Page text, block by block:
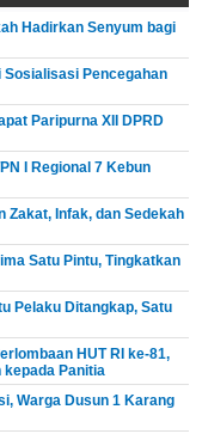
Hadirkan Senyum bagi
Sosialisasi Pencegahan
Paripurna XII DPRD
I Regional 7 Kebun
Zakat, Infak, dan Sedekah
Satu Pintu, Tingkatkan
Pelaku Ditangkap, Satu
HUT RI ke-81,
kepada Panitia
Warga Dusun 1 Karang